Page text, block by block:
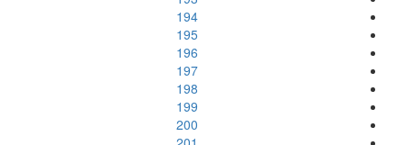
194
195
196
197
198
199
200